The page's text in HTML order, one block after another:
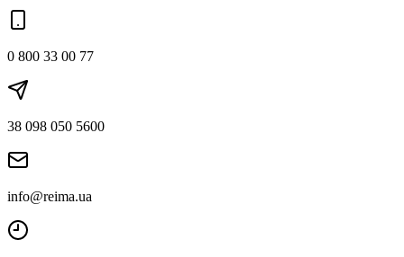
0 800 33 00 77
38 098 050 5600
info@reima.ua